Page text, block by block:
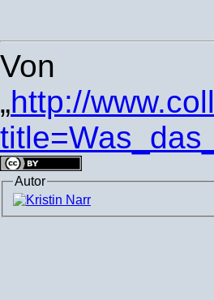
Von
„http://
Autor